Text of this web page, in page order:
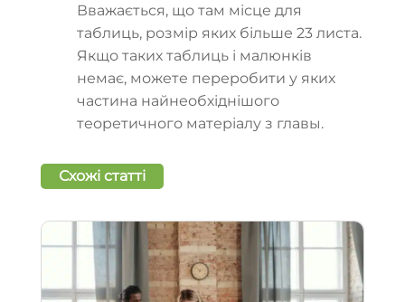
Вважається, що там місце для
таблиць, розмір яких більше 23 листа.
Якщо таких таблиць і малюнків
немає, можете переробити у яких
частина найнеобхіднішого
теоретичного матеріалу з главы.
Схожі статті